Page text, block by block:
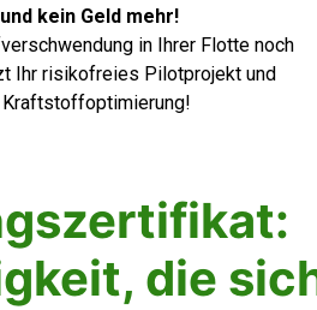
kein Geld mehr!
in Ihrer Flotte noch
Ihr risikofreies Pilotprojekt und
die